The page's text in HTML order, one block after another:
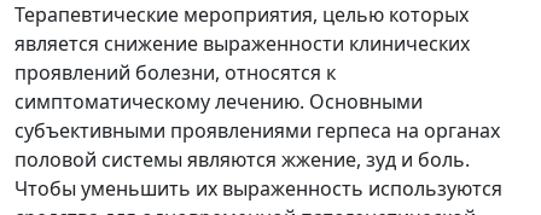
Терапевтические мероприятия, целью которых
является снижение выраженности клинических
проявлений болезни, относятся к
симптоматическому лечению. Основными
субъективными проявлениями герпеса на органах
половой системы являются жжение, зуд и боль.
Чтобы уменьшить их выраженность используются